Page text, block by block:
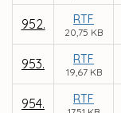
952. RTF
20,75 KB
953. RTF
19,67 KB
954. RTF